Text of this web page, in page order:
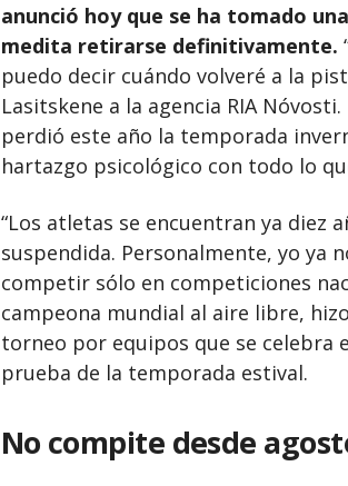
anunció hoy que se ha tomado
medita retirarse definitivamente.
puedo decir cuándo volveré a la
Lasitskene a la agencia RIA
perdió este año la temporada
hartazgo psicológico con todo lo
“Los atletas se encuentran ya diez
suspendida. Personalmente, yo ya
competir sólo en competiciones
campeona mundial al aire libre,
torneo por equipos que se celebra
prueba de la temporada estival.
No compite desde